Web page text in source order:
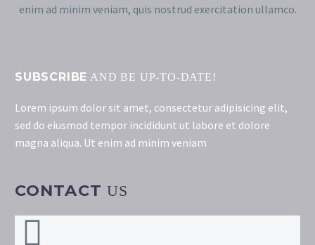
enim ad minim veniam, quis nostrud exercitation ullamco.
SUBSCRIBE AND BE UP-TO-DATE!
Lorem ipsum dolor sit amet, consectetur adipisicing elit,
sed do eiusmod tempor incididunt ut labore et dolore
magna aliqua. Ut enim ad minim veniam
CONTACT US